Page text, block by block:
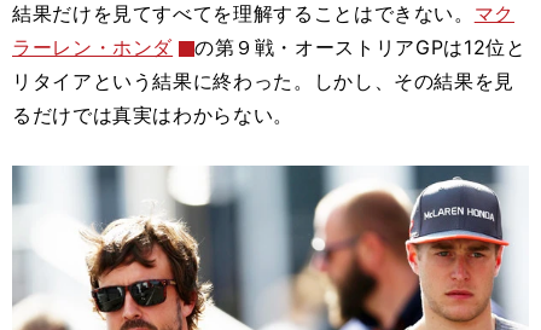
結果だけを見てすべてを理解することはできない。 マク
ラーレン・ホンダ
の第９戦・オーストリアGPは12位と
リタイアという結果に終わった。しかし、その結果を見
るだけでは真実はわからない。